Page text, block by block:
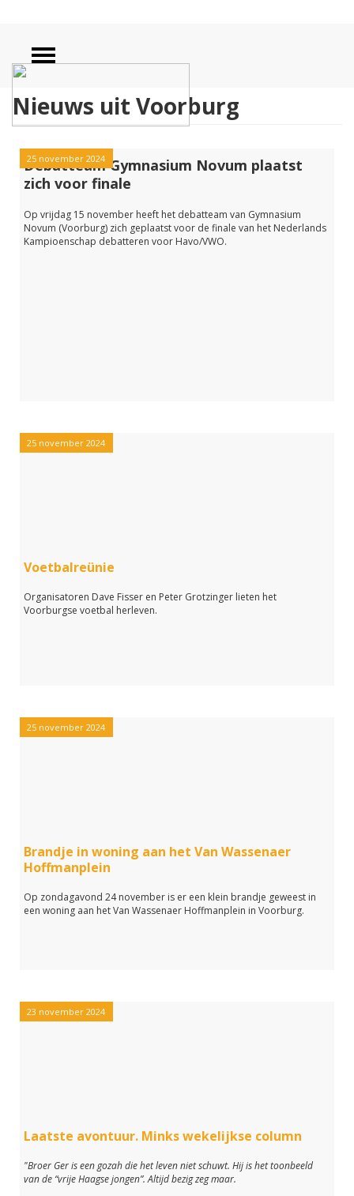
Nieuws uit Voorburg
25 november 2024
Debatteam Gymnasium Novum plaatst
zich voor finale
Op vrijdag 15 november heeft het debatteam van Gymnasium
Novum (Voorburg) zich geplaatst voor de finale van het Nederlands
Kampioenschap debatteren voor Havo/VWO.
25 november 2024
Voetbalreünie
Organisatoren Dave Fisser en Peter Grotzinger lieten het
Voorburgse voetbal herleven.
25 november 2024
Brandje in woning aan het Van Wassenaer
Hoffmanplein
Op zondagavond 24 november is er een klein brandje geweest in
een woning aan het Van Wassenaer Hoffmanplein in Voorburg.
23 november 2024
Laatste avontuur. Minks wekelijkse column
"Broer Ger is een gozah die het leven niet schuwt. Hij is het toonbeeld
van de “vrije Haagse jongen”. Altijd bezig zeg maar.